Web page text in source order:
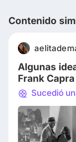
Contenido
Algunas
Frank
One Night,
Sucedió